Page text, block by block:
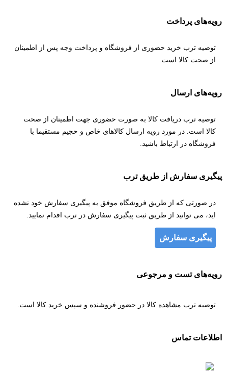
رویه‌های پرداخت
توصیه ترب خرید حضوری از فروشگاه و پرداخت وجه پس از اطمینان
از صحت کالا است.
رویه‌های ارسال
توصیه ترب دریافت کالا به صورت حضوری جهت اطمینان از صحت
کالا است. در مورد رویه ارسال کالاهای خاص و حجیم مستقیما با
فروشگاه در ارتباط باشید.
پیگیری سفارش از طریق ترب
در صورتی که از طریق فروشگاه موفق به پیگیری سفارش خود نشده
اید، می توانید از طریق ثبت پیگیری سفارش در ترب اقدام نمایید.
پیگیری سفارش
رویه‌های تست و مرجوعی
توصیه ترب مشاهده کالا در حضور فروشنده و سپس خرید کالا است.
اطلاعات تماس